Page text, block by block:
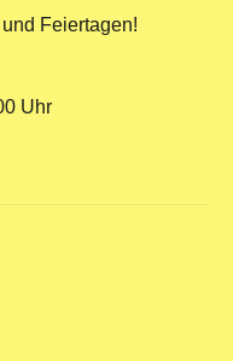
Feiertagen!
Uhr